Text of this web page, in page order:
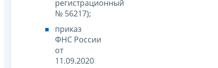
регистрационный
№ 56217);
приказ
ФНС России
от
11.09.2020